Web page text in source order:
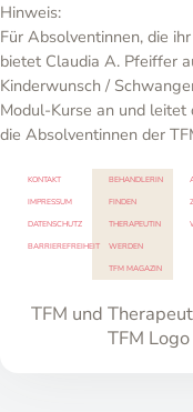
Hinweis:
Für Absolventinnen, die
bietet Claudia A. Pfeiffer
Kinderwunsch /
Modul-Kurse an und leitet
die Absolventinnen der
KONTAKT
IMPRESSUM
DATENSCHUTZ
BARRIEREFREIHEIT
BEHANDLERIN
FINDEN
THERAPEUTIN
WERDEN
TFM MAGAZIN
TFM und
TFM